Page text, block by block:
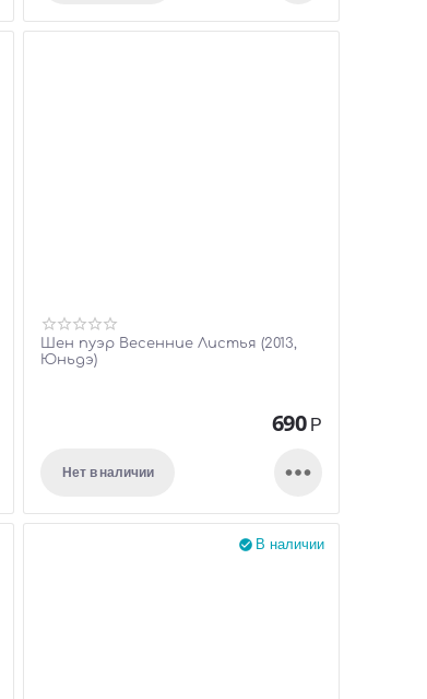
Шен пуэр Весенние Листья (2013,
Юньдэ)
690 Р
Нет в наличии 
В наличии
